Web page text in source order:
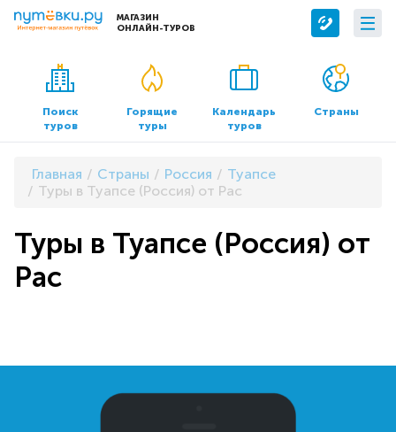
МАГАЗИН
ОНЛАЙН-ТУРОВ
Сервисы
Бронирование отелей
Трансфер
О компании
О нас
Контакты
Документы и реквизиты
Поиск
туров
Горящие
туры
Календарь
туров
Страны
Главная Страны Россия
Туапсе
Туры в Туапсе (Россия) от Pac
Туры в Туапсе (Россия) от
Pac